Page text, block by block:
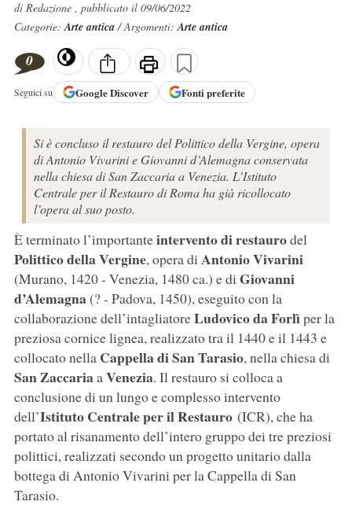
di Redazione , pubblicato il 09/06/2022
Categorie:Arte antica/ Argomenti:Arte antica
0
Seguici su GoogleDiscover Fonti preferite
Si è concluso il restauro del Polittico della Vergine, opera
di Antonio Vivarini e Giovanni d’Alemagna conservata
nella chiesa di San Zaccaria a Venezia. L’Istituto
Centrale per il Restauro di Roma ha già ricollocato
l’opera al suo posto.
È terminato l’importanteintervento di restaurodel
Polittico della Vergine, opera di Antonio Vivarini
(Murano, 1420 - Venezia, 1480 ca.) e di Giovanni
d’Alemagna(? - Padova, 1450), eseguito con la
collaborazione dell’intagliatoreLudovico da Forlìper la
preziosa cornice lignea, realizzato tra il 1440 e il 1443 e
collocato nella Cappella di San Tarasio, nella chiesa di
San ZaccariaaVenezia. Il restauro si colloca a
conclusione di un lungo e complesso intervento
dell’Istituto Centrale per il Restauro(ICR), che ha
portato al risanamento dell’intero gruppo dei tre preziosi
polittici, realizzati secondo un progetto unitario dalla
bottega di Antonio Vivarini per la Cappella di San
Tarasio.